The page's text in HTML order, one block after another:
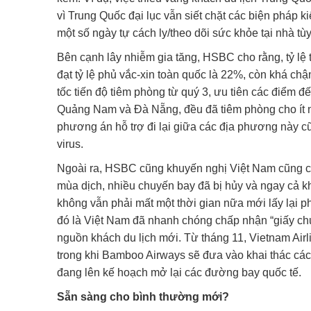
vì Trung Quốc đại lục vẫn siết chặt các biện pháp
một số ngày tự cách ly/theo dõi sức khỏe tại nhà
Bên cạnh lây nhiễm gia tăng, HSBC cho rằng, tỷ
đạt tỷ lệ phủ vắc-xin toàn quốc là 22%, còn khá
tốc tiến độ tiêm phòng từ quý 3, ưu tiên các điểm
Quảng Nam và Đà Nẵng, đều đã tiêm phòng cho
phương án hỗ trợ đi lại giữa các địa phương này
virus.
Ngoài ra, HSBC cũng khuyến nghị Việt Nam
mùa dịch, nhiều chuyến bay đã bị hủy và ngay cả
không vẫn phải mất một thời gian nữa mới lấy lại
đó là Việt Nam đã nhanh chóng chấp nhận “giấy
nguồn khách du lịch mới. Từ tháng 11, Vietnam
trong khi Bamboo Airways sẽ đưa vào khai thác
đang lên kế hoạch mở lại các đường bay quốc tế.
Sẵn sàng cho bình thường mới?